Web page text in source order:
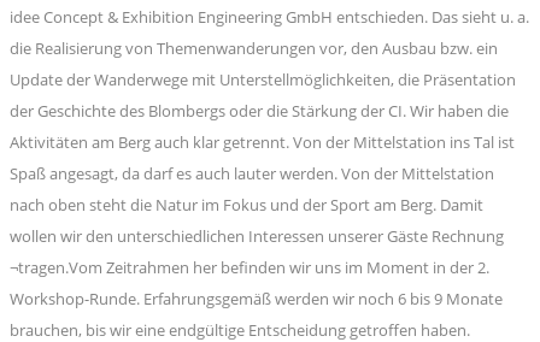
idee Concept & Exhibition Engineering GmbH entschieden. Das sieht u. a.
die Realisierung von Themenwanderungen vor, den Ausbau bzw. ein
Update der Wanderwege mit Unterstellmöglichkeiten, die Präsentation
der Geschichte des Blombergs oder die Stärkung der CI. Wir haben die
Aktivitäten am Berg auch klar getrennt. Von der Mittelstation ins Tal ist
Spaß angesagt, da darf es auch lauter werden. Von der Mittelstation
nach oben steht die Natur im Fokus und der Sport am Berg. Damit
wollen wir den unterschiedlichen Interessen unserer Gäste Rechnung
¬tragen.Vom Zeitrahmen her befinden wir uns im Moment in der 2.
Workshop-Runde. Erfahrungsgemäß werden wir noch 6 bis 9 Monate
brauchen, bis wir eine endgültige Entscheidung getroffen haben.